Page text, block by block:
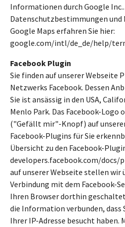
Informationen durch Google Inc..
Datenschutzbestimmungen
Google Maps erfahren Sie hier:
google.com/intl/de_de/help/
Facebook Plugin
Sie finden auf unserer Webseite
Netzwerks Facebook. Dessen
Sie ist ansässig in den USA,
Menlo Park. Das Facebook-
("Gefällt mir"-Knopf) auf
Facebook-Plugins für Sie
Übersicht zu den Facebook-
developers.facebook.com/docs/
auf unserer Webseite stellen wir
Verbindung mit dem Facebook-
Ihren Browser dorthin
die Information verbunden, dass
Ihrer IP-Adresse besucht haben.